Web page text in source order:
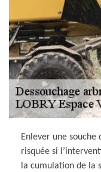
Enlever une
risquée si
la cumulation de la